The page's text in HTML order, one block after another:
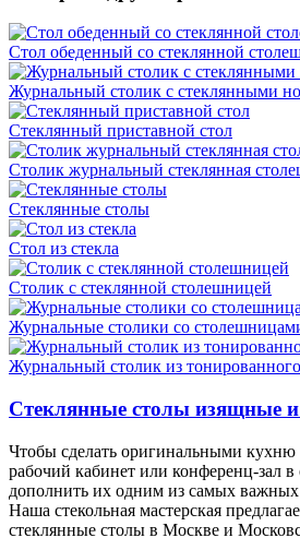
Стол обеденный со стеклянной
Журнальный столик с стеклянными
Стеклянный приставной стол
Столик журнальный стеклянная
Стеклянные столы
Стол из стекла
Столик с стеклянной столешницей
Журнальные столики со
Журнальный столик из тонированного
Стеклянные столы изящные и
Чтобы сделать оригинальными
рабочий кабинет или конференц-зал
дополнить их одним из самых важных
Наша стекольная мастерская
стеклянные столы в Москве и